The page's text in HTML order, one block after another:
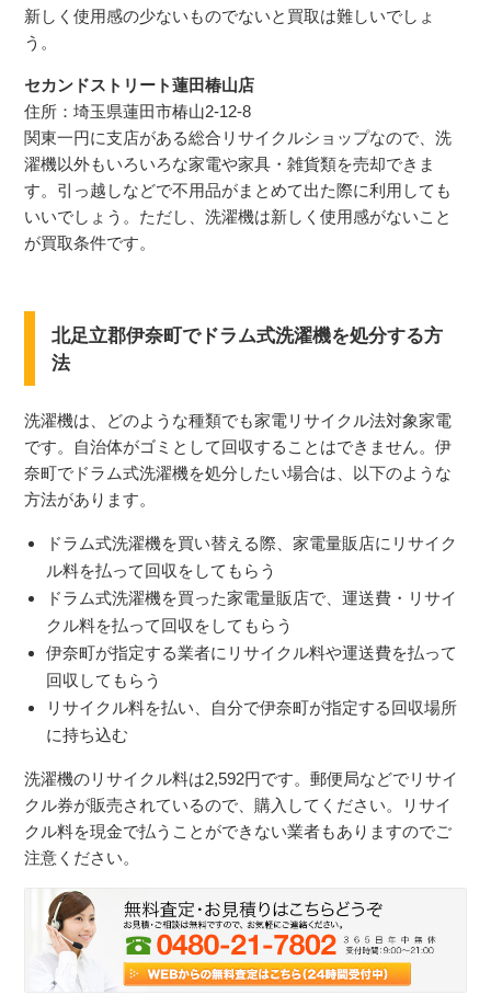
新しく使用感の少ないものでないと買取は難しいでしょ
う。
セカンドストリート蓮田椿山店
住所：埼玉県蓮田市椿山2-12-8
関東一円に支店がある総合リサイクルショップなので、洗
濯機以外もいろいろな家電や家具・雑貨類を売却できま
す。引っ越しなどで不用品がまとめて出た際に利用しても
いいでしょう。ただし、洗濯機は新しく使用感がないこと
が買取条件です。
北足立郡伊奈町でドラム式洗濯機を処分する方
法
洗濯機は、どのような種類でも家電リサイクル法対象家電
です。自治体がゴミとして回収することはできません。伊
奈町でドラム式洗濯機を処分したい場合は、以下のような
方法があります。
ドラム式洗濯機を買い替える際、家電量販店にリサイク
ル料を払って回収をしてもらう
ドラム式洗濯機を買った家電量販店で、運送費・リサイ
クル料を払って回収をしてもらう
伊奈町が指定する業者にリサイクル料や運送費を払って
回収してもらう
リサイクル料を払い、自分で伊奈町が指定する回収場所
に持ち込む
洗濯機のリサイクル料は2,592円です。郵便局などでリサイ
クル券が販売されているので、購入してください。リサイ
クル料を現金で払うことができない業者もありますのでご
注意ください。